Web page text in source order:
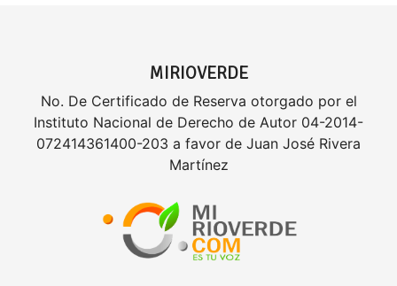
MIRIOVERDE
No. De Certificado de Reserva otorgado por el
Instituto Nacional de Derecho de Autor 04-2014-
072414361400-203 a favor de Juan José Rivera
Martínez